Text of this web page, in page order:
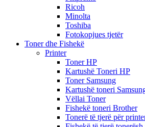
Ricoh
Minolta
Toshiba
Fotokopjues tjetër
Toner dhe Fishekë
Printer
Toner HP
Kartushë Toneri HP
Toner Samsung
Kartushë toneri
Vëllai Toner
Fishekë toneri Brother
Tonerë të tjerë për